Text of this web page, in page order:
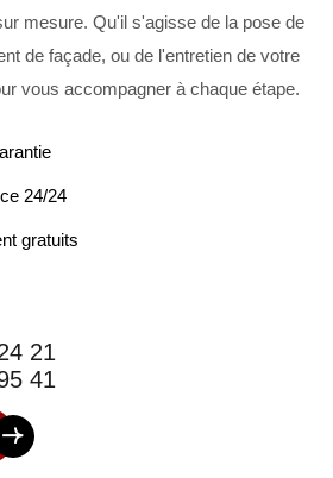
mesure. Qu'il s'agisse de la pose de
de façade, ou de l'entretien de votre
vous accompagner à chaque étape.
24/24
gratuits
21
41